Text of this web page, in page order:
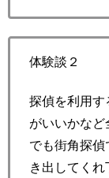
体験談２
探偵を利用す
がいいかな
でも街角探偵
き出してくれ